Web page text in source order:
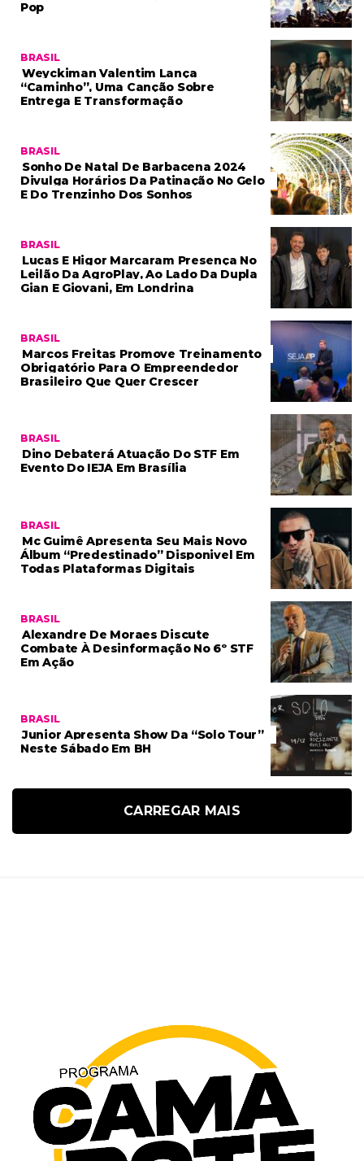
Pop
BRASIL
Weyckiman Valentim Lança
“Caminho”, Uma Canção Sobre
Entrega E Transformação
BRASIL
Sonho De Natal De Barbacena 2024
Divulga Horários Da Patinação No Gelo
E Do Trenzinho Dos Sonhos
BRASIL
Lucas E Higor Marcaram Presença No
Leilão Da AgroPlay, Ao Lado Da Dupla
Gian E Giovani, Em Londrina
BRASIL
Marcos Freitas Promove Treinamento
Obrigatório Para O Empreendedor
Brasileiro Que Quer Crescer
BRASIL
Dino Debaterá Atuação Do STF Em
Evento Do IEJA Em Brasília
BRASIL
Mc Guimê Apresenta Seu Mais Novo
Álbum “Predestinado” Disponivel Em
Todas Plataformas Digitais
BRASIL
Alexandre De Moraes Discute
Combate À Desinformação No 6º STF
Em Ação
BRASIL
Junior Apresenta Show Da “Solo Tour”
Neste Sábado Em BH
CARREGAR MAIS